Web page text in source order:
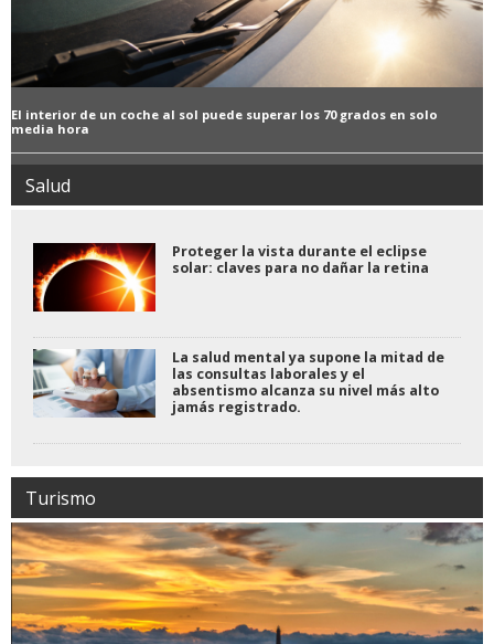
El interior de un coche al sol puede superar los 70 grados en solo
media hora
Salud
Proteger la vista durante el eclipse
solar: claves para no dañar la retina
La salud mental ya supone la mitad de
las consultas laborales y el
absentismo alcanza su nivel más alto
jamás registrado.
Turismo